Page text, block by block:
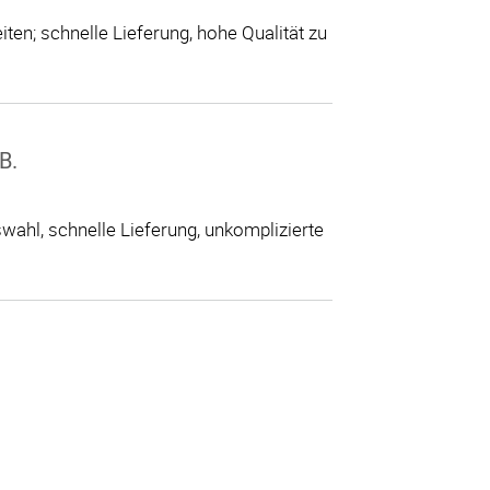
schnelle Lieferung, hohe Qualität zu
schnelle Lieferung, unkomplizierte